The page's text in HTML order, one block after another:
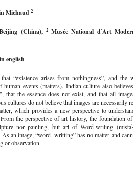
Michaud 2
(China), 2 Musée National d’Art
english
“existence arises from nothingness”, and the
human events (matters). Indian culture also
that the essence does not exist, and that all
cultures do not believe that images are necessarily
which provides a new perspective to
the perspective of art history, the foundation
nor painting, but art of Word-writing
an image, “word- writting” has no matter and
or observation.